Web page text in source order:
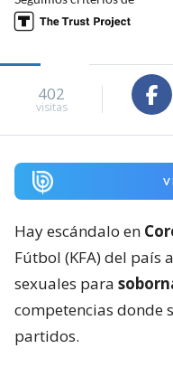
402
visitas
Hay escándalo en
Fútbol (KFA) del país
sexuales para
competencias donde
partidos.